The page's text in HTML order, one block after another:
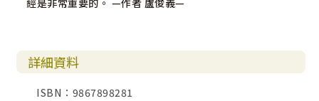
經是非常重要的。 —作者 盧俊義—
詳細資料
ISBN：9867898281